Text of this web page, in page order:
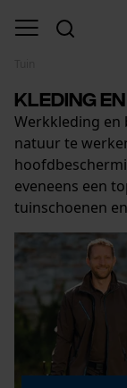
Kleding
Werkkleding en
natuur te
eveneens een
tuinschoenen